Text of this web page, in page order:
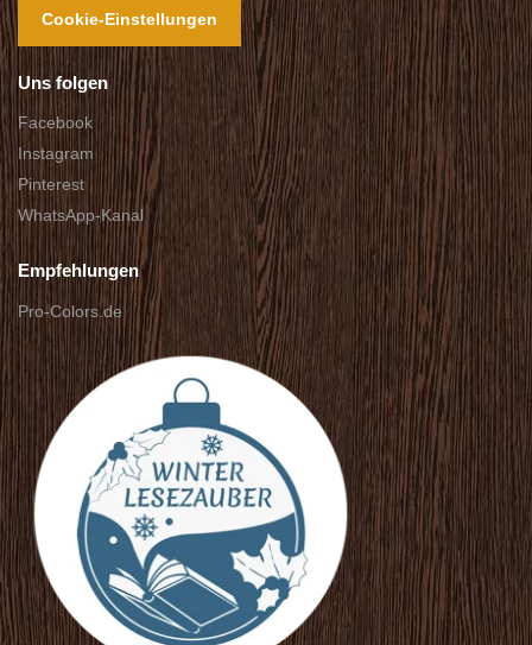
Cookie-Einstellungen
Uns folgen
Facebook
Instagram
Pinterest
WhatsApp-Kanal
Empfehlungen
Pro-Colors.de